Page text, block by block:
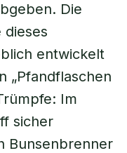
Die
dieses
entwickelt
„Pfandflaschen
Im
sicher
Bunsenbrenner